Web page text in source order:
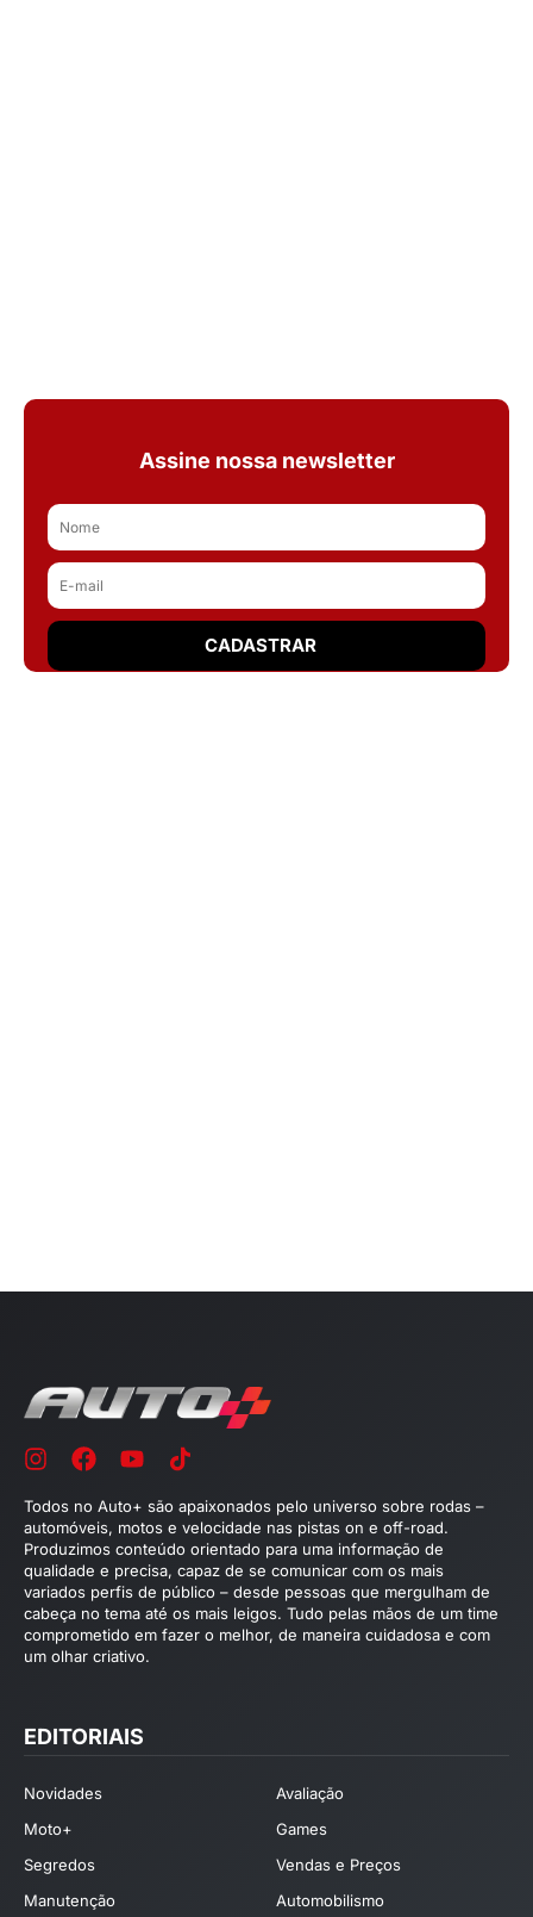
Assine nossa newsletter
Todos no Auto+ são apaixonados pelo universo sobre rodas –
automóveis, motos e velocidade nas pistas on e off-road.
Produzimos conteúdo orientado para uma informação de
qualidade e precisa, capaz de se comunicar com os mais
variados perfis de público – desde pessoas que mergulham de
cabeça no tema até os mais leigos. Tudo pelas mãos de um time
comprometido em fazer o melhor, de maneira cuidadosa e com
um olhar criativo.
EDITORIAIS
Novidades
Avaliação
Moto+
Games
Segredos
Vendas e Preços
Manutenção
Automobilismo